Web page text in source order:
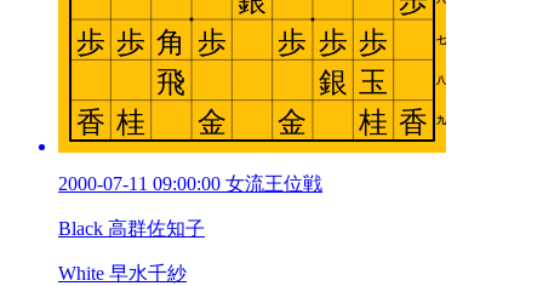
2000-07-11 09:00:00 女流王位戦
Black 高群佐知子
White 早水千紗